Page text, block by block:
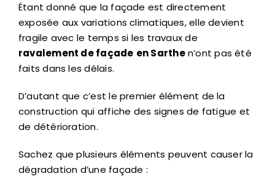
Étant donné que la façade est directement
exposée aux variations climatiques, elle devient
fragile avec le temps si les travaux de
ravalement de façade en Sarthen’ont pas été
faits dans les délais.
D’autant que c’est le premier élément de la
construction qui affiche des signes de fatigue et
de détérioration.
Sachez que plusieurs éléments peuvent causer la
dégradation d’une façade :